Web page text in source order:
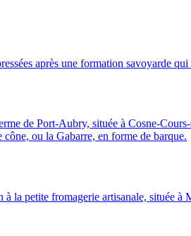
après une formation savoyarde
de Port-Aubry, située à Cosne-
ou la Gabarre, en forme de barque.
à la petite fromagerie artisanale, située à